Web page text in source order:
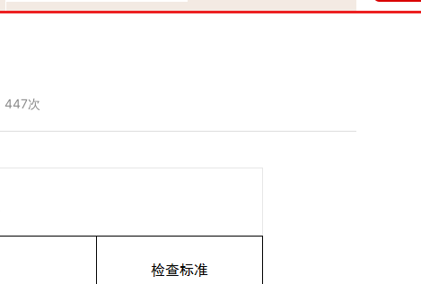
447次